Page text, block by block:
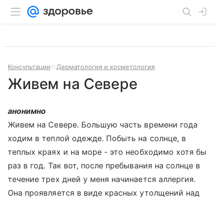
Консультации Дерматология и косметология
Живем на Севере
анонимно
Живем на Севере. Большую часть времени года
ходим в теплой одежде. Побыть на солнце, в
теплых краях и на море - это необходимо хотя бы
раз в год. Так вот, после пребывания на солнце в
течение трех дней у меня начинается аллергия.
Она проявляется в виде красных утолщений над